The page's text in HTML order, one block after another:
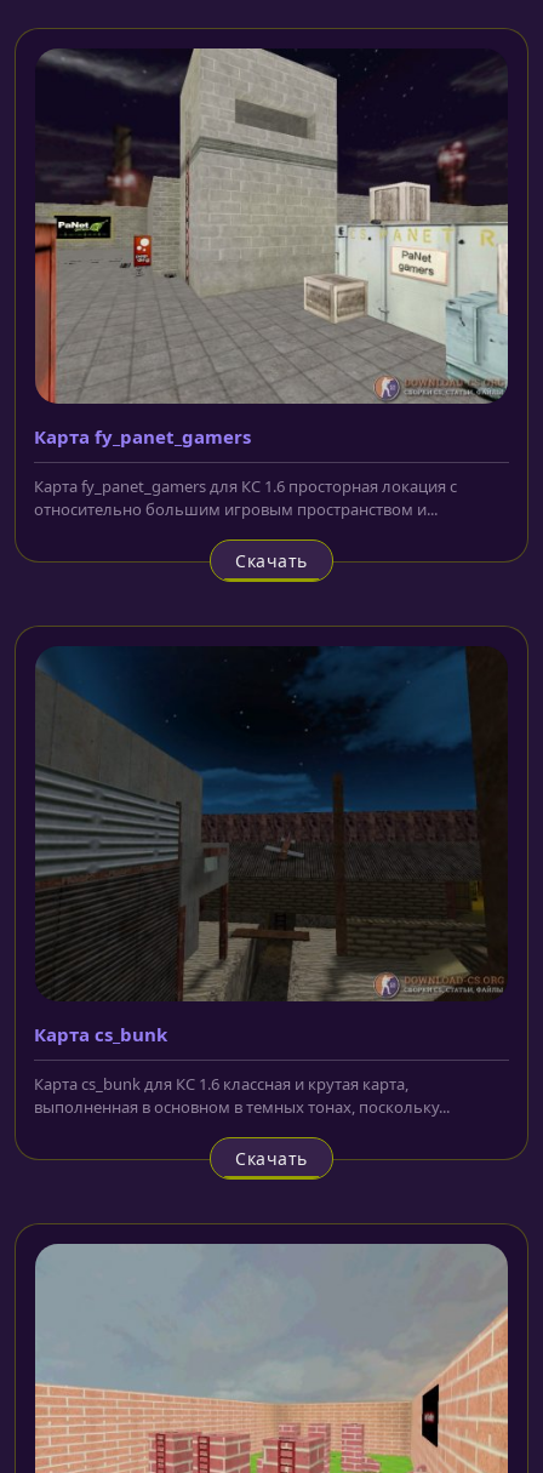
Карта fy_panet_gamers
Карта fy_panet_gamers для КС 1.6 просторная локация с
относительно большим игровым пространством и...
Скачать
Карта cs_bunk
Карта cs_bunk для КС 1.6 классная и крутая карта,
выполненная в основном в темных тонах, поскольку...
Скачать